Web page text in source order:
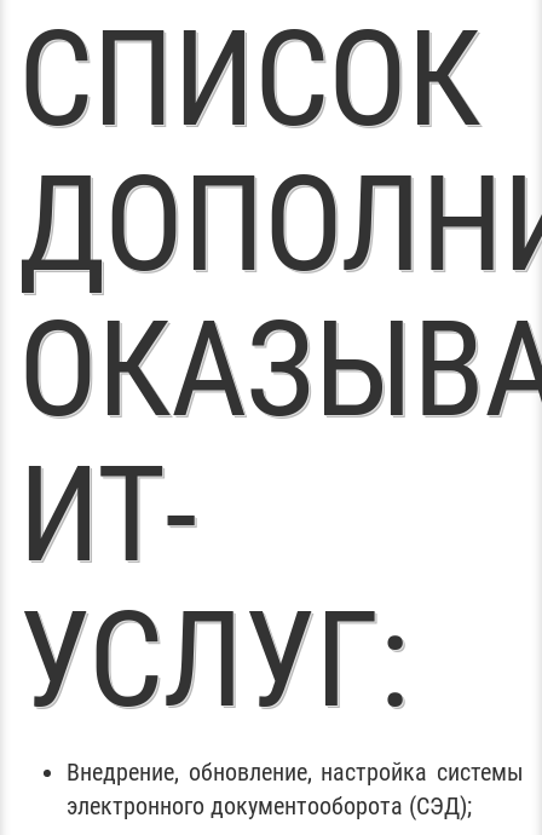
СПИСОК
ИТ-
УСЛУГ:
Внедрение, обновление, настройка системы
электронного документооборота (СЭД);